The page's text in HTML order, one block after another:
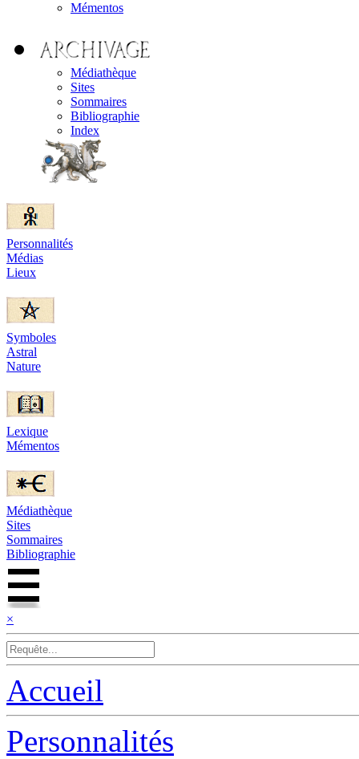
Mémentos
Médiathèque
Sites
Sommaires
Bibliographie
Index
Personnalités
Médias
Lieux
Symboles
Astral
Nature
Lexique
Mémentos
Médiathèque
Sites
Sommaires
Bibliographie
×
Accueil
Personnalités